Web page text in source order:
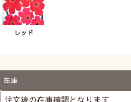
レッド
在庫